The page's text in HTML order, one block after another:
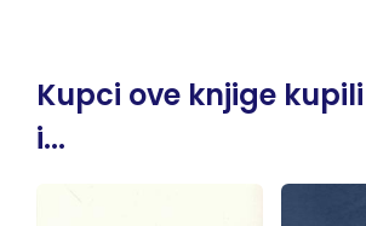
Kupci ove knjige
i...